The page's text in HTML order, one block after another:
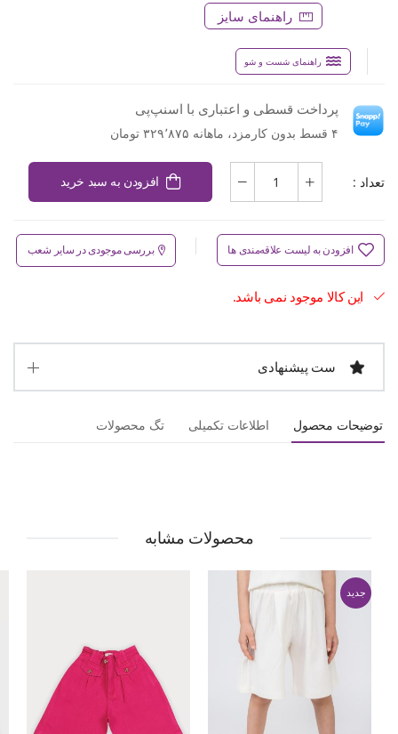
راهنمای سایز
راهنمای شست و شو
پرداخت قسطی و اعتباری با اسنپ‌پی
۴ قسط بدون کارمزد، ماهانه ۳۲۹٬۸۷۵ تومان
تعداد : افزودن به سبد خرید
افزودن به لیست علاقه‌مندی ها بررسی موجودی در سایر شعب
این کالا موجود نمی باشد.
ست پیشنهادی
توضیحات محصول اطلاعات تکمیلی تگ محصولات
محصولات مشابه
جدید